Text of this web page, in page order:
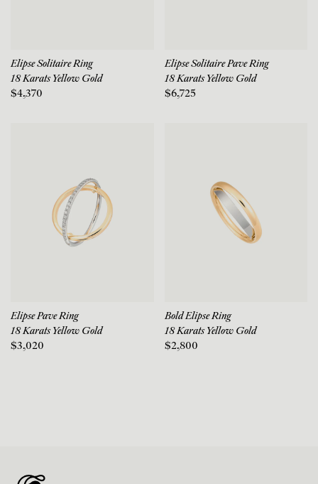
Elipse Solitaire Ring
18 Karats Yellow Gold
$4,370
Elipse Solitaire Pave Ring
18 Karats Yellow Gold
$6,725
Elipse Pave Ring
18 Karats Yellow Gold
$3,020
Bold Elipse Ring
18 Karats Yellow Gold
$2,800